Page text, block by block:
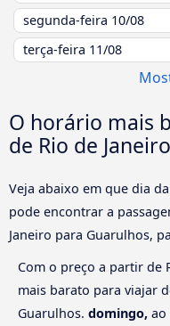
segunda-feira 10/08
terça-feira 11/08
O horário mais
de Rio de
Veja abaixo em que dia
pode encontrar a
Janeiro para Guarulhos,
Com o preço a partir de
mais barato para viajar
Guarulhos. domingo, ao